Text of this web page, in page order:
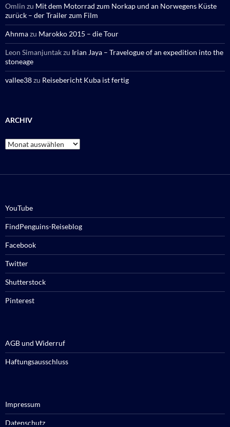
Omlin zu Mit dem Motorrad zum Norkap und an Norwegens Küste
zurück – der Trailer zum Film
Ahnmazu Marokko 2015 – die Tour
Leon Simanjuntakzu Irian Jaya – Travelogue of an expedition into the
stoneage
vallee38zu Reisebericht Kuba ist fertig
ARCHIV
Archiv
YouTube
FindPenguins-Reiseblog
Facebook
Twitter
Shutterstock
Pinterest
AGB und Widerruf
Haftungsausschluss
Impressum
Datenschutz